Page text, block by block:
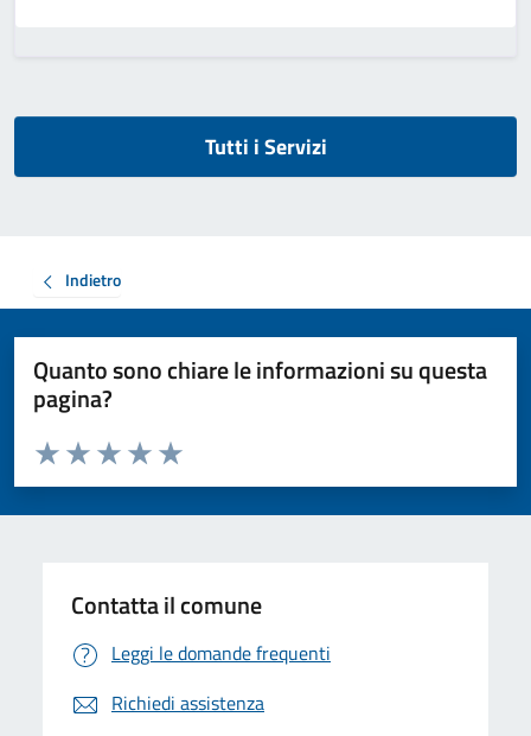
Tutti i Servizi
Indietro
Quanto sono chiare le informazioni su questa
pagina?
Valuta da 1 a 5 stelle la pagina
Valuta 5 stelle su 5
Valuta 4 stelle su 5
Valuta 3 stelle su 5
Valuta 2 stelle su 5
Valuta 1 stelle su 5
Contatta il comune
Leggi le domande frequenti
Richiedi assistenza